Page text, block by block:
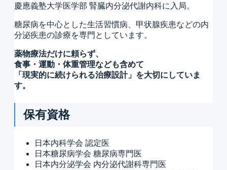
慶應義塾大学医学部 腎臓内分泌代謝内科に入局。
糖尿病を中心とした生活習慣病、甲状腺疾患などの内
分泌疾患の診療を専門としています。
薬物療法だけに頼らず、
食事・運動・体重管理なども含めて
「現実的に続けられる治療設計」を大切にしていま
す。
保有資格
日本内科学会 認定医
日本糖尿病学会 糖尿病専門医
日本内分泌学会 内分泌代謝科専門医